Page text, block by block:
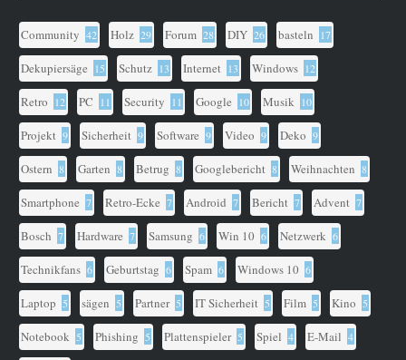
Community 42 Holz 29 Forum 28 DIY 26 basteln 17
Dekupiersäge 15 Schutz 13 Internet 13 Windows 12
Retro 12 PC 11 Security 11 Google 10 Musik 10
Projekt 9 Sicherheit 9 Software 9 Video 9 Deko 9
Ostern 8 Garten 8 Betrug 8 Googlebericht 8 Weihnachten 8
Smartphone 7 Retro-Ecke 7 Android 7 Bericht 7 Advent 7
Bosch 7 Hardware 7 Samsung 6 Win 10 6 Netzwerk 6
Technikfans 6 Geburtstag 6 Spam 6 Windows 10 6
Laptop 5 sägen 5 Partner 5 IT Sicherheit 5 Film 5 Kino 5
Notebook 5 Phishing 5 Plattenspieler 5 Spiel 4 E-Mail 4